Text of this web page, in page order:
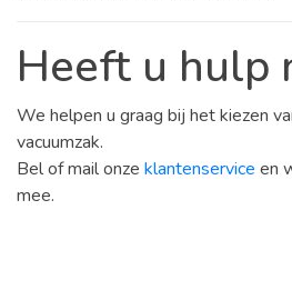
Heeft u hulp
We helpen u graag bij het kiezen
vacuumzak.
Bel of mail onze klantenservice en
mee.